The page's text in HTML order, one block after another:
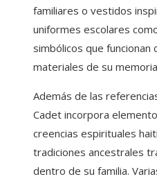
familiares o vestidos
uniformes escolares
simbólicos que funcionan
materiales de su
Además de las
Cadet incorpora
creencias espirituales
tradiciones ancestrales
dentro de su familia.